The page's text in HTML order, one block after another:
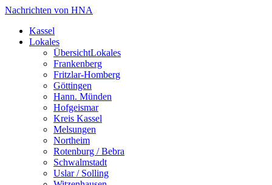
Nachrichten von HNA
Kassel
Lokales
ÜbersichtLokales
Frankenberg
Fritzlar-Homberg
Göttingen
Hann. Münden
Hofgeismar
Kreis Kassel
Melsungen
Northeim
Rotenburg / Bebra
Schwalmstadt
Uslar / Solling